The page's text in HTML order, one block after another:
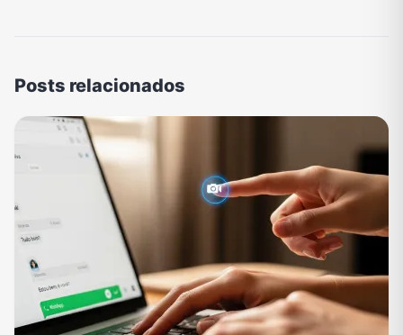
Posts relacionados